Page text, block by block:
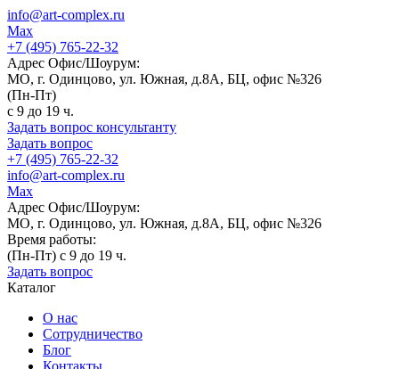
info@art-complex.ru
Max
+7 (495) 765-22-32
Адрес Офис/Шоурум:
МО, г. Одинцово, ул. Южная, д.8А, БЦ, офис №326
(Пн-Пт)
с 9 до 19 ч.
Задать вопрос консультанту
Задать вопрос
+7 (495) 765-22-32
info@art-complex.ru
Max
Адрес Офис/Шоурум:
МО, г. Одинцово, ул. Южная, д.8А, БЦ, офис №326
Время работы:
(Пн-Пт) с 9 до 19 ч.
Задать вопрос
Каталог
О нас
Сотрудничество
Блог
Контакты